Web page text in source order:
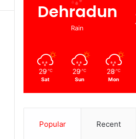
Dehradun
Rain
29 ℃
Sat
29 ℃
Sun
28 ℃
Mon
Popular Recent